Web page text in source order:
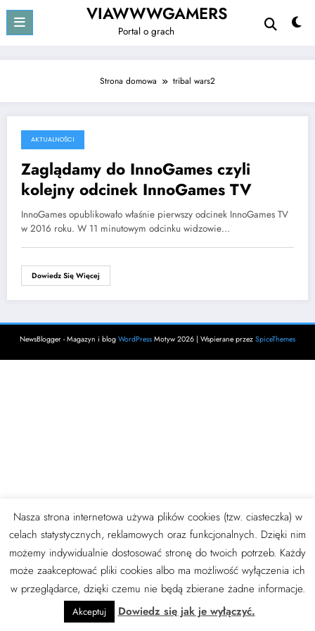
treści
VIAWWWGAMERS
Portal o grach
Strona domowa tribal wars2
1 lutego 2016
AKTUALNOŚCI
Zaglądamy do InnoGames czyli
kolejny odcinek InnoGames TV
InnoGames opublikowało właśnie pierwszy odcinek InnoGames TV
w 2016 roku. W 11 minutowym odcinku widzowie…
Dowiedz Się Więcej
NewsBlogger - Magazyn i blog WordPress Motyw 2026 | Wspierane przez SpiceThemes
Nasza strona internetowa używa plików cookies (tzw. ciasteczka) w
celach statystycznych, reklamowych oraz funkcjonalnych. Dzięki nim
możemy indywidualnie dostosować stronę do twoich potrzeb. Każdy
może zaakceptować pliki cookies albo ma możliwość wyłączenia ich
w przeglądarce, dzięki czemu nie będą zbierane żadne informacje.
Akceptuj Dowiedz się jak je wyłączyć.